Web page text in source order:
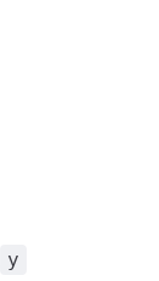
y